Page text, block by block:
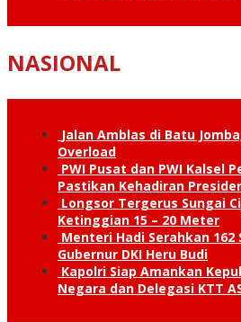
NASIONAL
Jalan Amblas di Batu
Overload
PWI Pusat dan PWI Kalsel
Pastikan Kehadiran
Longsor Tergerus Sungai
Ketinggian 15 – 20 Meter
Menteri Hadi Serahkan
Gubernur DKI Heru Budi
Kapolri Siap Amankan
Negara dan Delegasi KTT